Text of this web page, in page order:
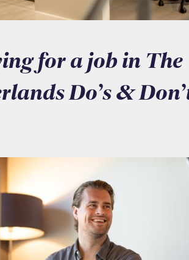
for a job in The
Do’s &